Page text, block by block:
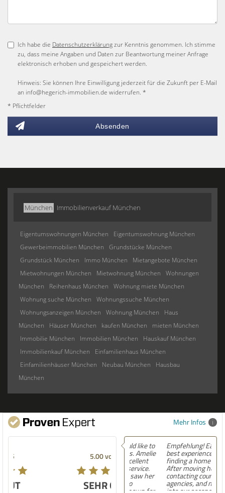
Ich habe die Datenschutzerklärungzur Kenntnis genommen. Ich stimme
zu, dass meine Angaben und Daten zur Beantwortung meiner Anfrage
elektronisch erhoben und gespeichert werden.
Hinweis: Sie können Ihre Einwilligung jederzeit für die Zukunft per E-Mail
an info@hegerich-immobilien.de widerrufen. *
* Pflichtfelder
Absenden
München Immobilienverkauf München
Eigentumswohnungen München
Eigentumswohnung München
Gewerbeimmobilien München
Grundstücke München
Grundstück München
Immo München
Mietangebote München
Mietwohnungen München
Mietwohnung München
Wohnungen
München
Reihenhaus München
Wohnung miete München
Wohnung suche München
Wohnungssuche München
Wohnungsanzeigen München
Wohnung München
Haus
München
Häuser München kaufen München
mieten München
Immobilie München
Immobilien München
Hauskauf München
Immobilienkauf München
Einfamilienhaus München
Einfamilienhäuser München
Neubau München
Hausbau
München
Mehr Infos
SEHR GUT
Empfehlung! Easily the
best experience Iâ€™ve had
finding a home in Germany.
After moving here,
contacting countless
agencies, and now settling
into our second house, I